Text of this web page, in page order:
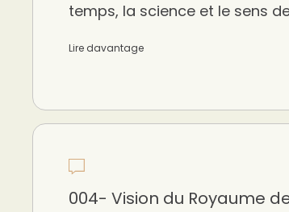
temps, la science et le sens
Lire davantage
004- Vision du Royaume